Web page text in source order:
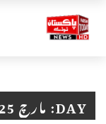
DAY: مارچ 25، 2025